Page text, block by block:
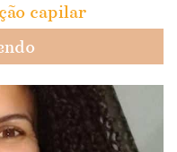
capilar